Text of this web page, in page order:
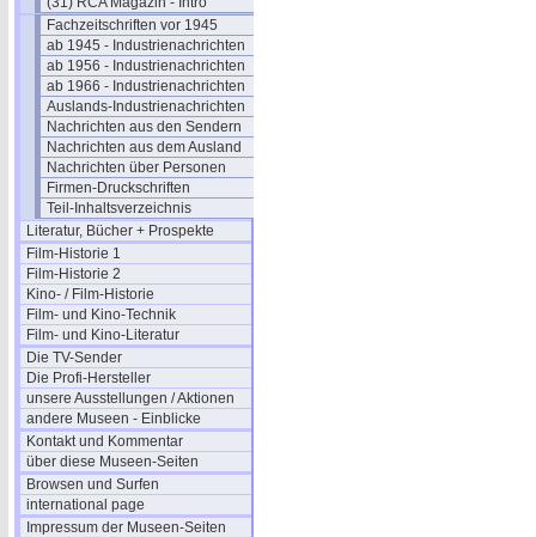
Fachzeitschriften vor 1945
ab 1945 - Industrienachrichten
ab 1956 - Industrienachrichten
ab 1966 - Industrienachrichten
Auslands-Industrienachrichten
Nachrichten aus den Sendern
Nachrichten aus dem Ausland
Nachrichten über Personen
Firmen-Druckschriften
Teil-Inhaltsverzeichnis
Literatur, Bücher + Prospekte
Film-Historie 1
Film-Historie 2
Kino- / Film-Historie
Film- und Kino-Technik
Film- und Kino-Literatur
Die TV-Sender
Die Profi-Hersteller
unsere Ausstellungen / Aktionen
andere Museen - Einblicke
Kontakt und Kommentar
über diese Museen-Seiten
Browsen und Surfen
international page
Impressum der Museen-Seiten